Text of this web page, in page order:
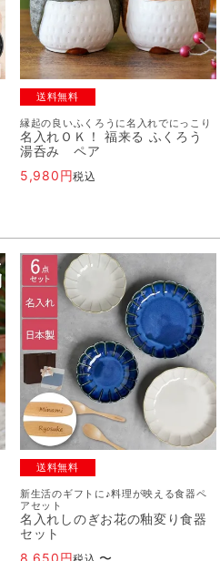
送料無料
縁起の良いふくろうに名入れでにっこり
名入れＯＫ！ 福来る ふくろう
湯呑み ペア
5,980
税込
送料無料
新生活のギフトに♪料理が映える食器ペ
アセット
名入れしのぎお花の釉変り食器
セット
8,650
〜